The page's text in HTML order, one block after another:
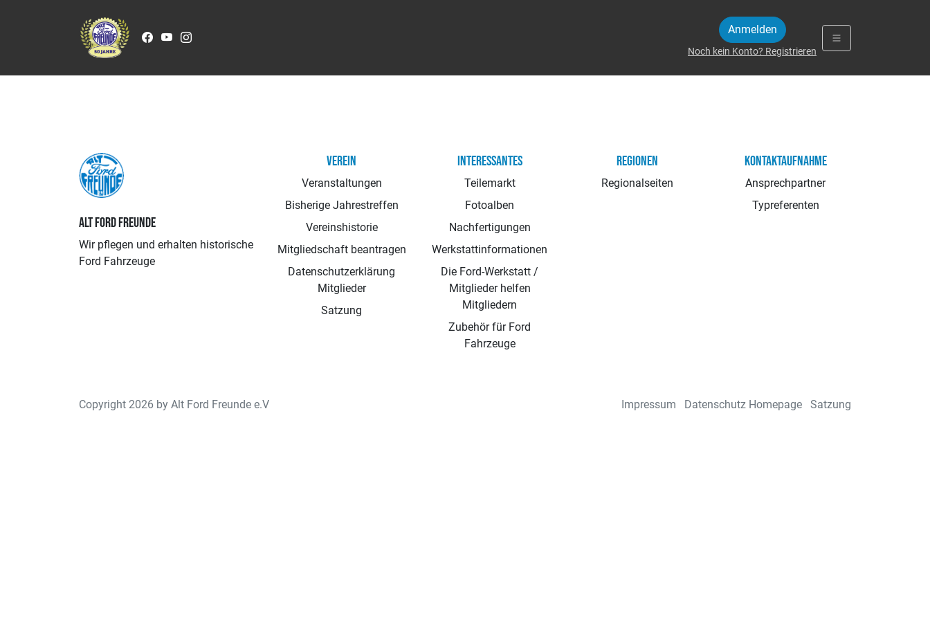
Anmelden
Noch kein Konto? Registrieren
ALT FORD FREUNDE
Wir pflegen und erhalten historische
Ford Fahrzeuge
VEREIN
Veranstaltungen
Bisherige Jahrestreffen
Vereinshistorie
Mitgliedschaft beantragen
Datenschutzerklärung
Mitglieder
Satzung
INTERESSANTES
Teilemarkt
Fotoalben
Nachfertigungen
Werkstattinformationen
Die Ford-Werkstatt /
Mitglieder helfen
Mitgliedern
Zubehör für Ford
Fahrzeuge
REGIONEN
Regionalseiten
KONTAKTAUFNAHME
Ansprechpartner
Typreferenten
Copyright 2026 by Alt Ford Freunde e.V Impressum Datenschutz Homepage Satzung